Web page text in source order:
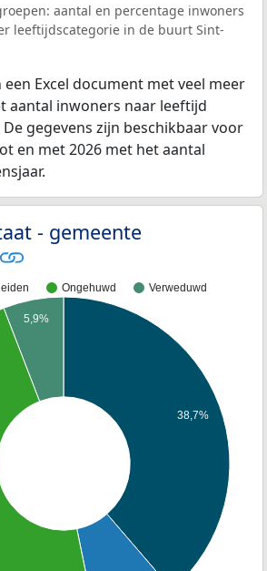
aantal en percentage inwoners
leeftijdscategorie in de buurt Sint-
een Excel document met veel meer
aantal inwoners naar leeftijd
gegevens zijn beschikbaar voor
en met 2026 met het aantal
- gemeente
Ongehuwd Verweduwd
38,7%
5,9%